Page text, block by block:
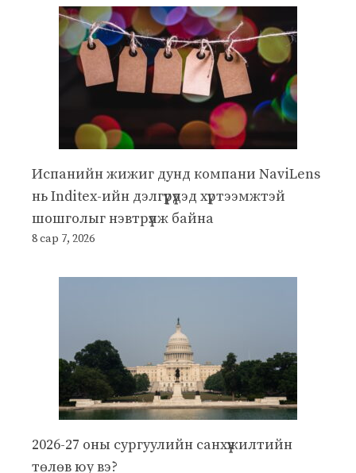
Испанийн жижиг дунд компани NaviLens
нь Inditex-ийн дэлгүүрүүдэд хүртээмжтэй
шошголыг нэвтрүүлж байна
8 сар 7, 2026
2026-27 оны сургуулийн санхүүжилтийн
төлөв юу вэ?